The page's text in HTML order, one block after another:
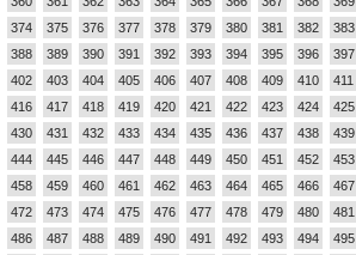
374
375 376 377 378 379 380 381 382 383
388
389 390 391 392 393 394 395 396 397
402
403 404 405 406 407 408 409 410 411
416
417 418 419 420 421 422 423 424 425
430
431 432 433 434 435 436 437 438 439
444
445 446 447 448 449 450 451 452 453
458
459 460 461 462 463 464 465 466 467
472
473 474 475 476 477 478 479 480 481
486
487 488 489 490 491 492 493 494 495